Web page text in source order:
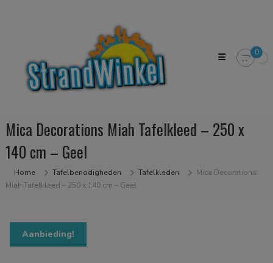
zodat
strandgevoel
in
huis
kan
halen
0
Mica Decorations Miah Tafelkleed – 250 x
140 cm – Geel
Home Tafelbenodigheden Tafelkleden
Mica Decorations
Miah Tafelkleed – 250 x 140 cm – Geel
Aanbieding!